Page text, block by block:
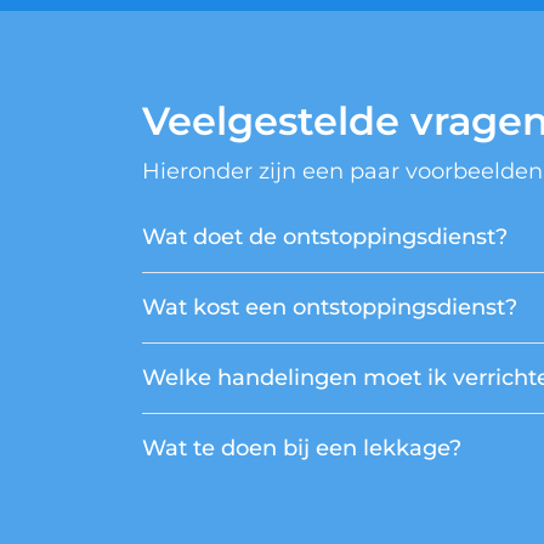
Veelgestelde
Hieronder zijn een paar
Wat doet de ontstoppingsdienst?
Wat kost een ontstoppingsdienst?
Welke handelingen moet ik
Wat te doen bij een lekkage?